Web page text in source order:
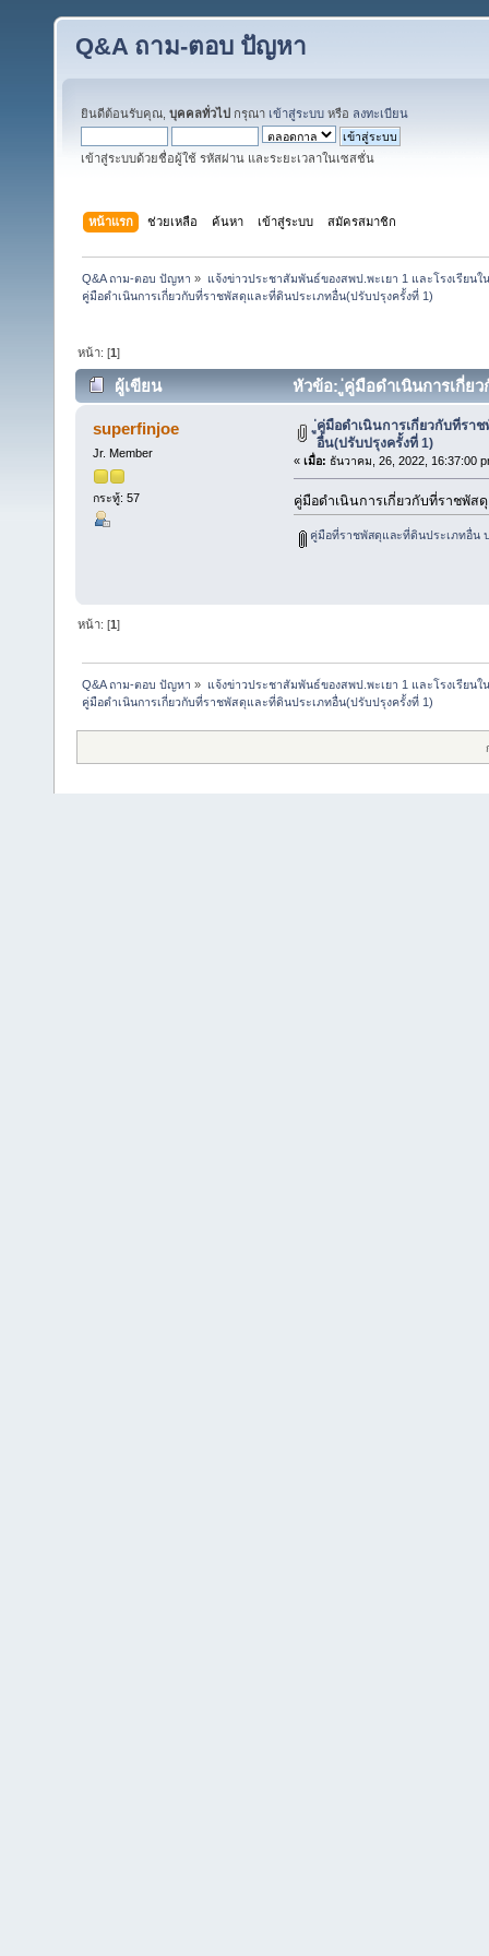
Q&A ถาม-ตอบ ปัญหา
ยินดีต้อนรับคุณ, บุคคลทั่วไป กรุณา เข้าสู่ระบบ หรือ ลงทะเบียน
เข้าสู่ระบบด้วยชื่อผู้ใช้ รหัสผ่าน และระยะเวลาในเซสชั่น
หน้าแรก ช่วยเหลือ ค้นหา เข้าสู่ระบบ สมัครสมาชิก
Q&A ถาม-ตอบ ปัญหา » แจ้งข่าวประชาสัมพันธ์ของสพป.พะเยา 1 และโรงเรียนใ
ู่คู่มือดำเนินการเกี่ยวกับที่ราชพัสดุและที่ดินประเภทอื่น(ปรับปรุงครั้งที่ 1)
หน้า: [1]
ผู้เขียน หัวข้อ: ู่คู่มือดำเนินการเกี่ย
superfinjoe
Jr. Member
กระทู้: 57
คู่มือดำเนินการเกี่ยวกับที่รา
อื่น(ปรับปรุงครั้งที่ 1)
« เมื่อ: ธันวาคม, 26, 2022, 16:37:00
คู่มือดำเนินการเกี่ยวกับที่ราชพัส
คู่มือที่ราชพัสดุและที่ดินประเภทอื่น
หน้า: [1]
Q&A ถาม-ตอบ ปัญหา » แจ้งข่าวประชาสัมพันธ์ของสพป.พะเยา 1 และโรงเรียนใ
ู่คู่มือดำเนินการเกี่ยวกับที่ราชพัสดุและที่ดินประเภทอื่น(ปรับปรุงครั้งที่ 1)